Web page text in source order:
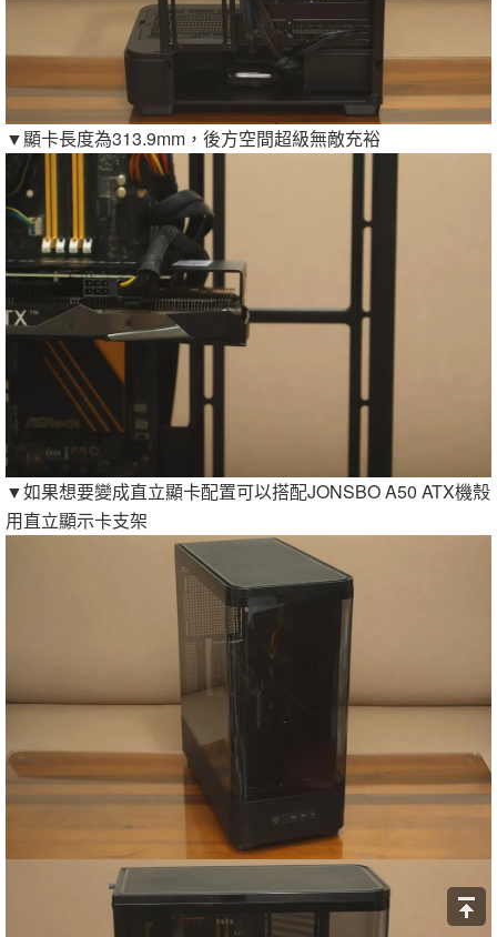
▼顯卡長度為313.9mm，後方空間超級無敵充裕
▼如果想要變成直立顯卡配置可以搭配JONSBO A50 ATX機殼
用直立顯示卡支架